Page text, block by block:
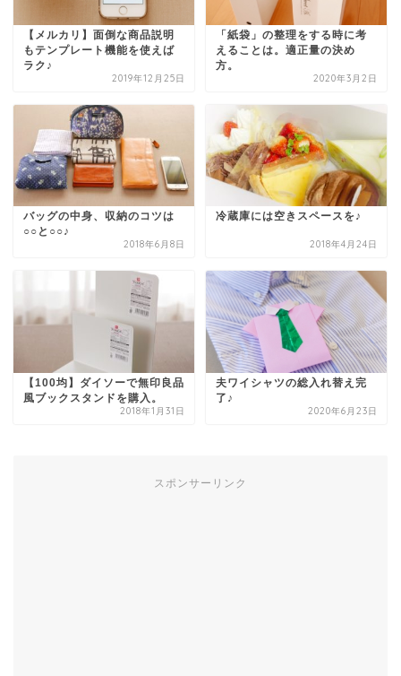
【メルカリ】面倒な商品説明
もテンプレート機能を使えば
ラク♪
2019年12月25日
「紙袋」の整理をする時に考
えることは。適正量の決め
方。
2020年3月2日
バッグの中身、収納のコツは
○○と○○♪
2018年6月8日
冷蔵庫には空きスペースを♪
2018年4月24日
【100均】ダイソーで無印良品
風ブックスタンドを購入。
2018年1月31日
夫ワイシャツの総入れ替え完
了♪
2020年6月23日
スポンサーリンク